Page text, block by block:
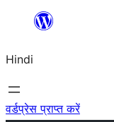
सामग्री
जाएं
Hindi
वर्डप्रेस प्राप्त करें